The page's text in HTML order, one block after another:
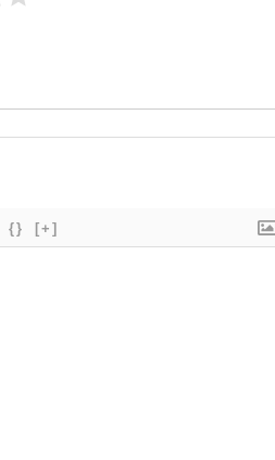
{} [+]
результат здивував вчених
09.08.2026 0